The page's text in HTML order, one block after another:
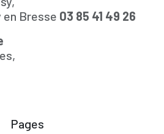
en Bresse 03 85 41 49 26
Pages